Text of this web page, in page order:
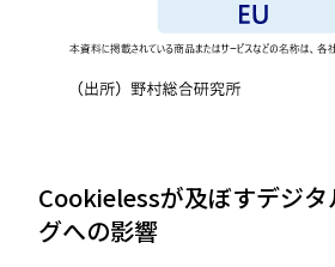
Cookielessが及ぼすデジタ
グへの影響